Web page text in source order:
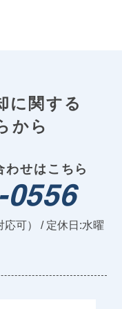
に関する
から
わせはこちら
0556
可） / 定休日:水曜